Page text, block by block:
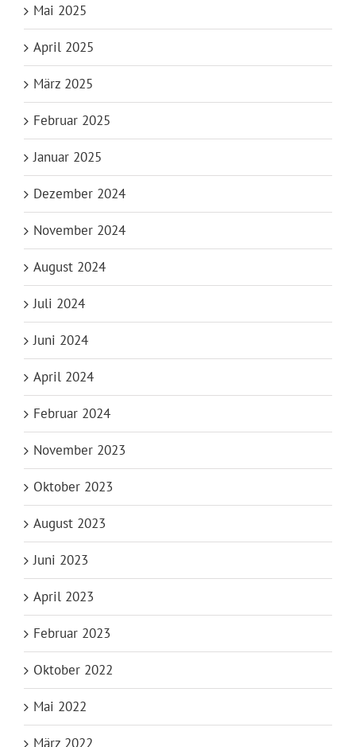
Mai 2025
April 2025
März 2025
Februar 2025
Januar 2025
Dezember 2024
November 2024
August 2024
Juli 2024
Juni 2024
April 2024
Februar 2024
November 2023
Oktober 2023
August 2023
Juni 2023
April 2023
Februar 2023
Oktober 2022
Mai 2022
März 2022